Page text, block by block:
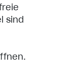
sind